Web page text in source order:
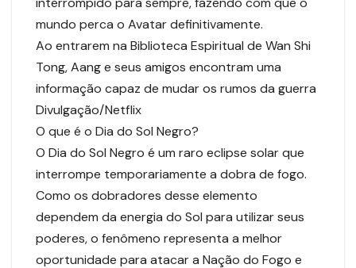
mundo perca o Avatar definitivamente.
Ao entrarem na Biblioteca Espiritual de Wan Shi
Tong, Aang e seus amigos encontram uma
informação capaz de mudar os rumos da guerra
Divulgação/Netflix
O que é o Dia do Sol Negro?
O Dia do Sol Negro é um raro eclipse solar que
interrompe temporariamente a dobra de fogo.
Como os dobradores desse elemento
dependem da energia do Sol para utilizar seus
poderes, o fenômeno representa a melhor
oportunidade para atacar a Nação do Fogo e